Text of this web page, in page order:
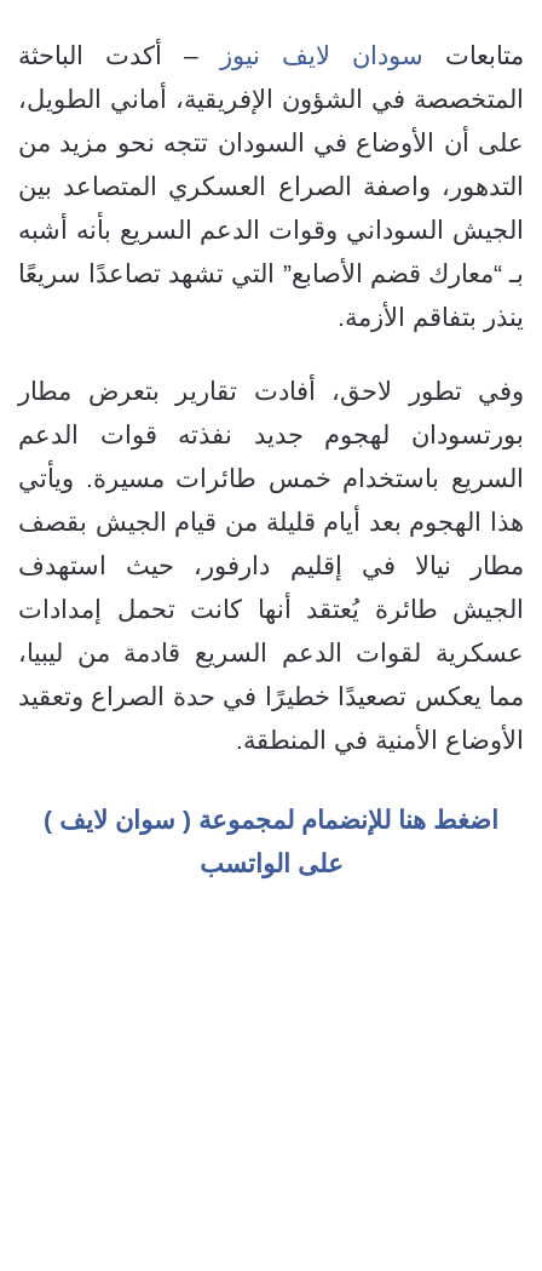
متابعات سودان لايف نيوز
– أكدت الباحثة
المتخصصة في الشؤون الإفريقية، أماني الطويل،
على أن الأوضاع في السودان تتجه نحو مزيد من
التدهور، واصفة الصراع العسكري المتصاعد بين
الجيش السوداني وقوات الدعم السريع بأنه أشبه
بـ “معارك قضم الأصابع” التي تشهد تصاعدًا سريعًا
ينذر بتفاقم الأزمة.
وفي تطور لاحق، أفادت تقارير بتعرض مطار
بورتسودان لهجوم جديد نفذته قوات الدعم
السريع باستخدام خمس طائرات مسيرة. ويأتي
هذا الهجوم بعد أيام قليلة من قيام الجيش بقصف
مطار نيالا في إقليم دارفور، حيث استهدف
الجيش طائرة يُعتقد أنها كانت تحمل إمدادات
عسكرية لقوات الدعم السريع قادمة من ليبيا،
مما يعكس تصعيدًا خطيرًا في حدة الصراع وتعقيد
الأوضاع الأمنية في المنطقة.
اضغط هنا للإنضمام لمجموعة ( سوان لايف )
على الواتسب